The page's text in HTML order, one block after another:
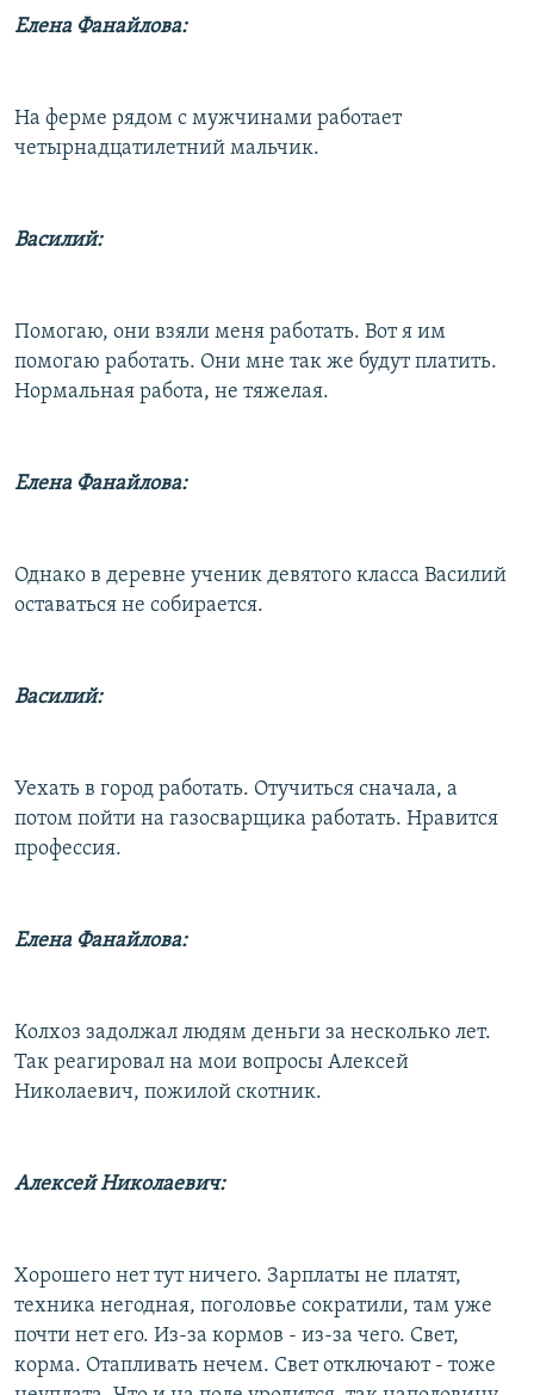
Елена Фанайлова:
На ферме рядом с мужчинами работает
четырнадцатилетний мальчик.
Василий:
Помогаю, они взяли меня работать. Вот я им
помогаю работать. Они мне так же будут платить.
Нормальная работа, не тяжелая.
Елена Фанайлова:
Однако в деревне ученик девятого класса Василий
оставаться не собирается.
Василий:
Уехать в город работать. Отучиться сначала, а
потом пойти на газосварщика работать. Нравится
профессия.
Елена Фанайлова:
Колхоз задолжал людям деньги за несколько лет.
Так реагировал на мои вопросы Алексей
Николаевич, пожилой скотник.
Алексей Николаевич:
Хорошего нет тут ничего. Зарплаты не платят,
техника негодная, поголовье сократили, там уже
почти нет его. Из-за кормов - из-за чего. Свет,
корма. Отапливать нечем. Свет отключают - тоже